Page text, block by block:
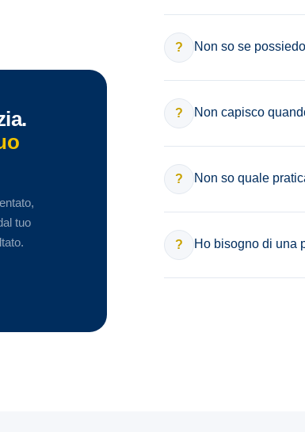
tuo
? Non so se
? Non capisco
? Non so quale
? Ho bisogno di una